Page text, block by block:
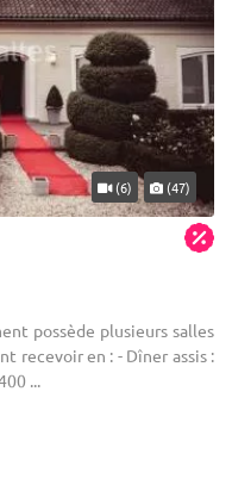
(6) (47)
possède plusieurs salles
recevoir en : - Dîner assis :
...